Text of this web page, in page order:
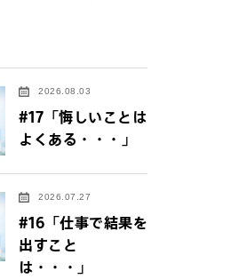
2026.08.03
#17「悔しいことは
よくある・・・」
2026.07.27
#16「仕事で結果を
出すこと
は・・・」